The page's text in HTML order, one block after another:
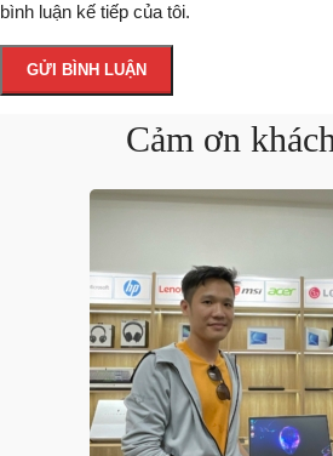
bình luận kế tiếp của tôi.
Cảm ơn